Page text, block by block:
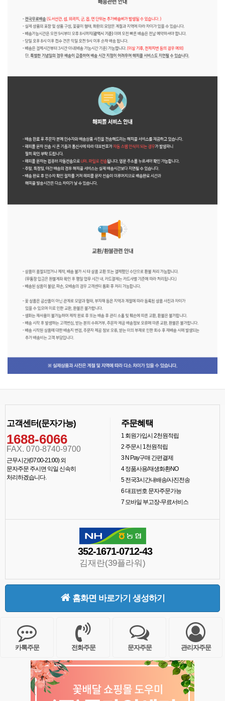
고객센터(문자가능)
1688-6066
FAX. 070-8740-9700
근무시간(07:00-21:00) 외
문자주문 주시면 익일 신속히
처리하겠습니다.
주문혜택
1회원가입시 2천원적립
2주문시 1천원적립
3N Pay구매 간편결제
4정품사용/재생화환NO
5전국3시간내배송/사진전송
6대표번호 문자주문가능
7모바일 부고장-무료서비스
352-1671-0712-43
김재란(39플라워)
홈화면 바로가기 생성하기
카톡주문 전화주문 문자주문 관리자주문